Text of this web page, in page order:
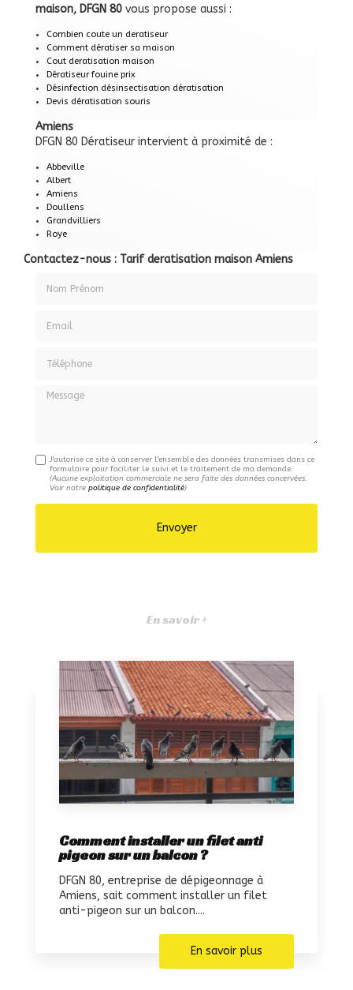
maison, DFGN 80 vous propose aussi :
Combien coute un deratiseur
Comment dératiser sa maison
Cout deratisation maison
Dératiseur fouine prix
Désinfection désinsectisation dératisation
Devis dératisation souris
Amiens
DFGN 80 Dératiseur intervient à proximité de :
Abbeville
Albert
Amiens
Doullens
Grandvilliers
Roye
Contactez-nous : Tarif deratisation maison Amiens
Message
J'autorise ce site à conserver l'ensemble des données transmises dans ce
formulaire pour faciliter le suivi et le traitement de ma demande.
(Aucune exploitation commerciale ne sera faite des données concervées.
Voir notrepolitique de confidentialité)
En savoir +
Comment installer un filet anti
pigeon sur un balcon ?
DFGN 80, entreprise de dépigeonnage à
Amiens, sait comment installer un filet
anti-pigeon sur un balcon....
En savoir plus